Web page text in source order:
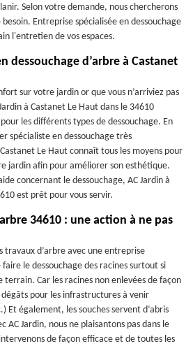
Selon votre demande, nous chercherons
Entreprise spécialisée en dessouchage
l'entretien de vos espaces.
dessouchage d’arbre à Castanet
sur votre jardin or que vous n’arriviez pas
à Castanet Le Haut dans le 34610
les différents types de dessouchage. En
spécialiste en dessouchage très
Le Haut connaît tous les moyens pour
jardin afin pour améliorer son esthétique.
concernant le dessouchage, AC Jardin à
est prêt pour vous servir.
34610 : une action à ne pas
travaux d’arbre avec une entreprise
le dessouchage des racines surtout si
terrain. Car les racines non enlevées de façon
pour les infrastructures à venir
Et également, les souches servent d’abris
AC Jardin, nous ne plaisantons pas dans le
de façon efficace et de toutes les